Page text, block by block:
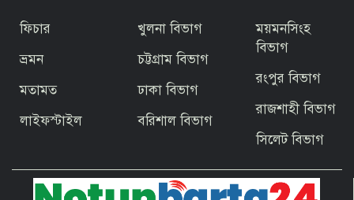
জিয়ার স্বাধীনতার ঘোষণার অভয়মন্ত্রে যুদ্ধে
বাগেরহাটের ফকিরহাটে শেষ মুহূর্তে ব্যস্ত সময়
পার করছেন কামারশিল্পীরা
দেশবাসীকে প্রধানমন্ত্রীর ঈদুল আজহার
শুভেচ্ছা
ফিচার
ভ্রমন
মতামত
লাইফস্টাইল
খুলনা বিভাগ
চট্টগ্রাম বিভাগ
ঢাকা বিভাগ
বরিশাল বিভাগ
ময়মনসিংহ
বিভাগ
রংপুর বিভাগ
রাজশাহী বিভাগ
সিলেট বিভাগ